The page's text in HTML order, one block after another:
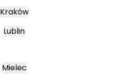
Kraków
Lublin
Mielec